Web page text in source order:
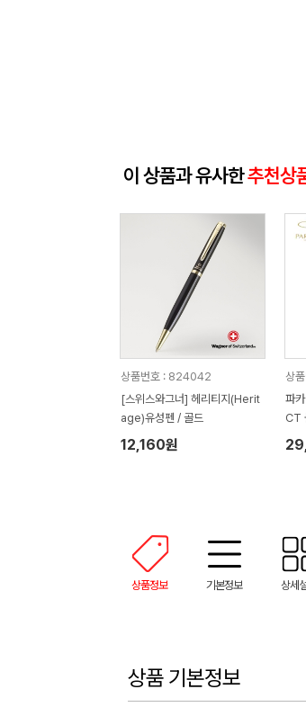
이 상품과 유사한추천상
상품번호 : 824042
[스위스와그너] 헤리티지(Herit
age)유성펜 / 골드
12,160원
상
파
CT
상품정보 기본정보 상세
상품 기본정보